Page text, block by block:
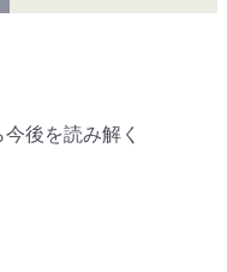
後を読み解く